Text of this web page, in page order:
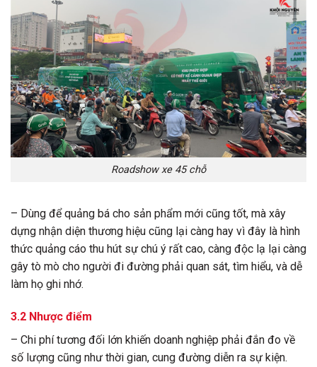
Roadshow xe 45 chỗ
– Dùng để quảng bá cho sản phẩm mới cũng tốt, mà xây
dựng nhận diện thương hiệu cũng lại càng hay vì đây là hình
thức quảng cáo thu hút sự chú ý rất cao, càng độc lạ lại càng
gây tò mò cho người đi đường phải quan sát, tìm hiểu, và dễ
làm họ ghi nhớ.
3.2 Nhược điểm
– Chi phí tương đối lớn khiến doanh nghiệp phải đắn đo về
số lượng cũng như thời gian, cung đường diễn ra sự kiện.